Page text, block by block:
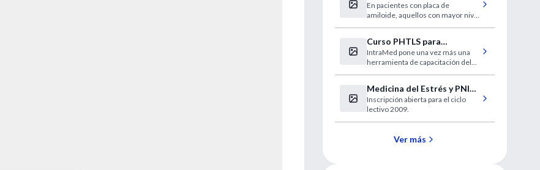
Alzheimer
En pacientes con placa de
amiloide, aquellos con mayor nivel
cognitivas, según un estudio
norteamericano.
Curso PHTLS para
estudiantes de medicina
IntraMed pone una vez más una
herramienta de capacitación del
curso PHTLS que se dictará los
días 29 y 30 de octubre.
Medicina del Estrés y PNIE
clínica
Inscripción abierta para el ciclo
lectivo 2009.
Ver más